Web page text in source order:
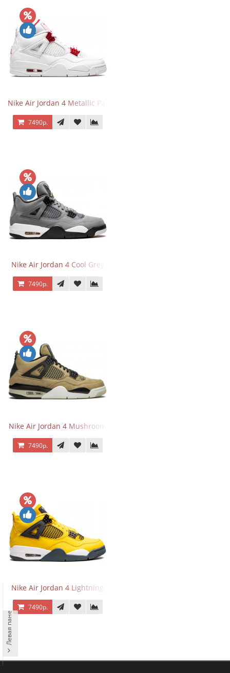
Nike Air Jordan 4 Metallic Pack University Red
7490р.
Nike Air Jordan 4 Cool Grey
7490р.
Nike Air Jordan 4 Mushroom
7490р.
Nike Air Jordan 4 Lightning
7490р.
Левая панель